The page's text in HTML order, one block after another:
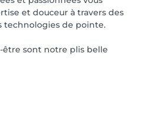
et douceur à travers des
technologies de pointe.
sont notre plis belle